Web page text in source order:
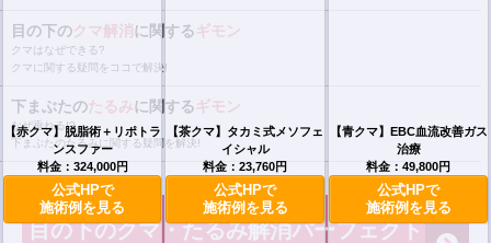
【赤クマ】脱脂術＋リポトラ
ンスファー
料金：324,000円
公式HPで
施術例を見る
【茶クマ】タカミ式メソフェ
イシャル
料金：23,760円
公式HPで
施術例を見る
【青クマ】EBC血流改善ガス
治療
料金：49,800円
公式HPで
施術例を見る
目の下のクマ解消に関するギモン
クマはなぜできる?
クマに関する疑問をココで解決!
下まぶたのたるみに関するギモン
なぜ垂れる!?
下まぶたのたるみに関する疑問を解決!
目の下のクマ・たるみ解消パーフェクト